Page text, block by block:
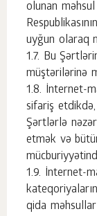
olunan
uyğun olaraq
Bu
müştərilərinə
İnternet-
sifariş
Şərtlərlə
etmək və
İnternet-
qida